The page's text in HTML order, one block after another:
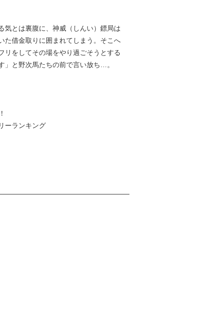
とは裏腹に、神威（しんい）鏢局は
た借金取りに囲まれてしまう。そこへ
リをしてその場をやり過ごそうとする
」と野次馬たちの前で言い放ち…。
ーランキング